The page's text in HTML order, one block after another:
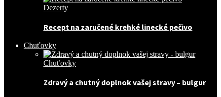
Dezerty
Recept na zaručené krehké linecké pečivo
Chuťovky
Chuťovky
Zdravý a chutný doplnok vašej stravy – bulgur